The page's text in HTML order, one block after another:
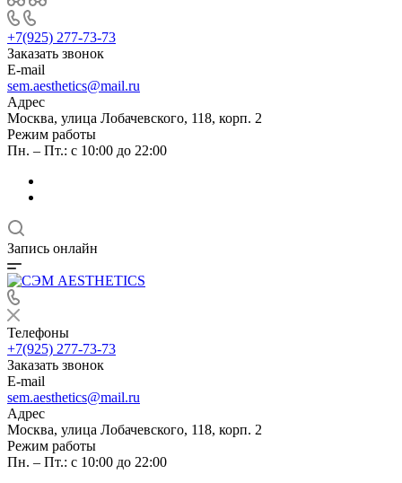
+7(925) 277-73-73
Заказать звонок
E-mail
sem.aesthetics@mail.ru
Адрес
Москва, улица Лобачевского, 118, корп. 2
Режим работы
Пн. – Пт.: с 10:00 до 22:00
Запись онлайн
Телефоны
+7(925) 277-73-73
Заказать звонок
E-mail
sem.aesthetics@mail.ru
Адрес
Москва, улица Лобачевского, 118, корп. 2
Режим работы
Пн. – Пт.: с 10:00 до 22:00